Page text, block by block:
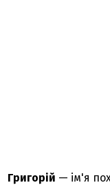
Григорій — ім'я